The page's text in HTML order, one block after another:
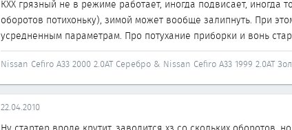
с перебоями разгоняется, на разных отсечках тахометра то
Кстати утаил еще весчь. Пару раз был "глюк" страшный.
машинка заводится как обычно без каких либо последствий
снова по нулям.
Еще фича - иногда от машины каким-то нагаром несет. Хз чего
КХХ грязный не в режиме работает, иногда подвисает, иногда
оборотов потихоньку), зимой может вообще залипнуть. При
усредненным параметрам. Про потухание приборки и вонь
Nissan Cefiro A33 2000 2.0AT Серебро & Nissan Cefiro A33 1999 2.0AT
22.04.2010